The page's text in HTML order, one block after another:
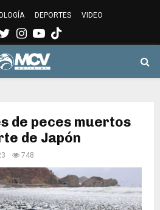
DEPORTES VIDEO
Twitter
Instagram
Youtube
de peces muertos
de Japón
748